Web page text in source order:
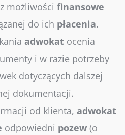
możliwości finansowe
do ich płacenia.
adwokat ocenia
i w razie potrzeby
dotyczących dalszej
dokumentacji.
od klienta, adwokat
odpowiedni pozew (o